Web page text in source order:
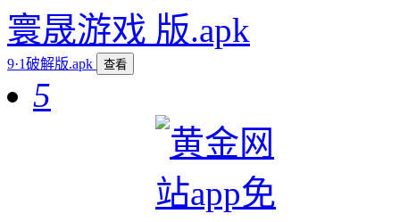
寰晟游戏
9·1破解版.apk 查看
5